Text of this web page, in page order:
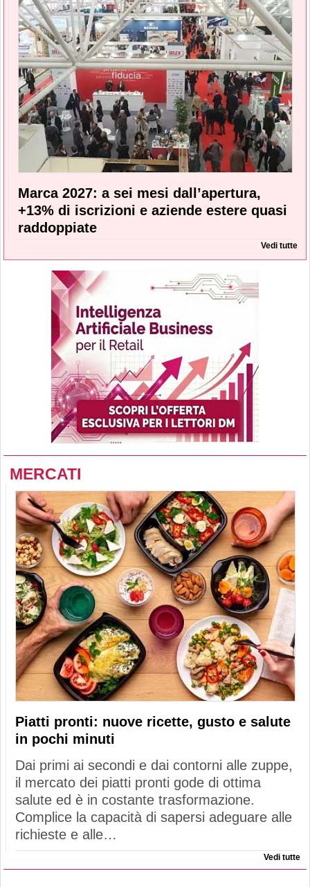
Marca 2027: a sei mesi dall’apertura,
+13% di iscrizioni e aziende estere quasi
raddoppiate
Vedi tutte
MERCATI
Piatti pronti: nuove ricette, gusto e salute
in pochi minuti
Dai primi ai secondi e dai contorni alle zuppe,
il mercato dei piatti pronti gode di ottima
salute ed è in costante trasformazione.
Complice la capacità di sapersi adeguare alle
richieste e alle…
Vedi tutte